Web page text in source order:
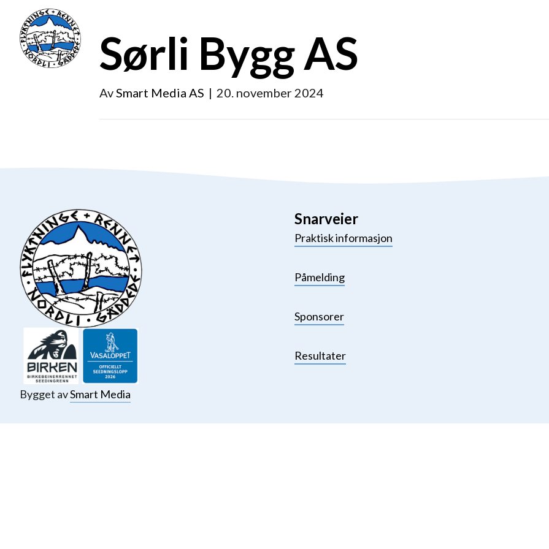
Sørli Bygg AS
AvSmart Media AS | 20. november 2024
Snarveier
Praktisk informasjon
Påmelding
Sponsorer
Resultater
Bygget avSmart Media